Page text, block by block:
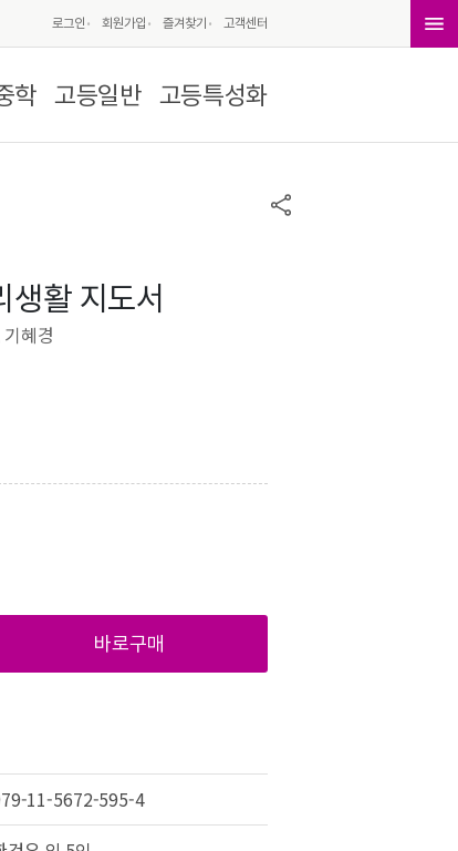
로그인 회원가입 즐겨찾기 고객센터
학 고등일반 고등특성화
생활 지도서
혜경
바로구매
11-5672-595-4